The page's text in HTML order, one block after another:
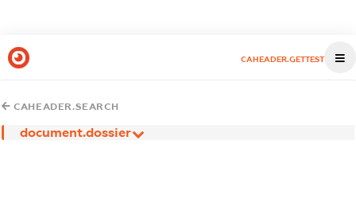
CAHEADER.GETTEST
CAHEADER.SEARCH
document.dossier